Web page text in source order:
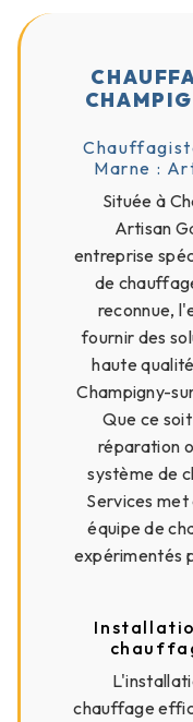
Marne :
Située à
Artisan
entreprise
de
reconnue,
fournir des
haute
Champigny-
Que ce
réparation
système de
Services
équipe de
expérimentés
chauffage